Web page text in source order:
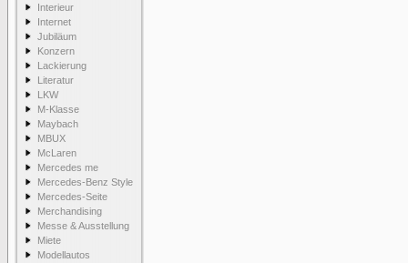
Interieur
Internet
Jubiläum
Konzern
Lackierung
Literatur
LKW
M-Klasse
Maybach
MBUX
McLaren
Mercedes me
Mercedes-Benz Style
Mercedes-Seite
Merchandising
Messe & Ausstellung
Miete
Modellautos